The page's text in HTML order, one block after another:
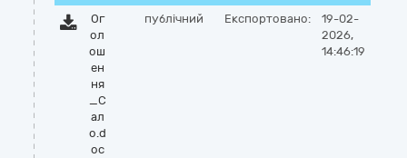
Ог
ол
ош
ен
ня
_С
ал
о.d
oc
публічний Експортовано:
19-02-
2026,
14:46:19